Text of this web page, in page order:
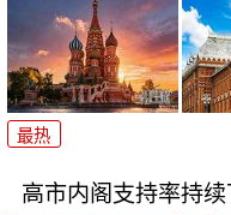
最热
高市内阁支持率持